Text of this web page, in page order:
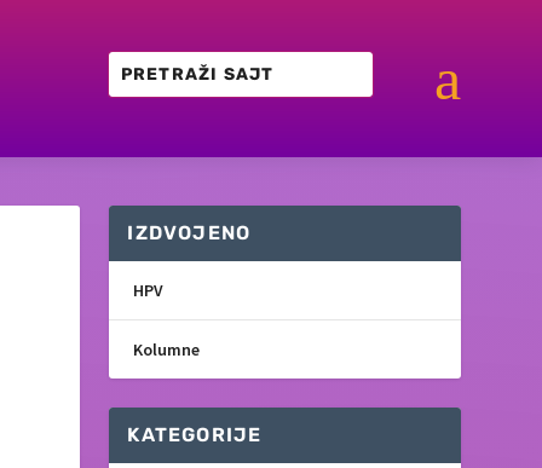
a
IZDVOJENO
HPV
Kolumne
KATEGORIJE